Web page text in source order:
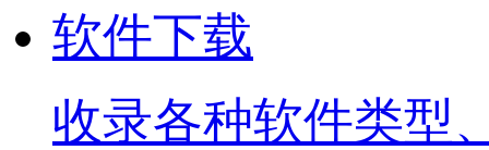
软件下载
收录各种软件类型